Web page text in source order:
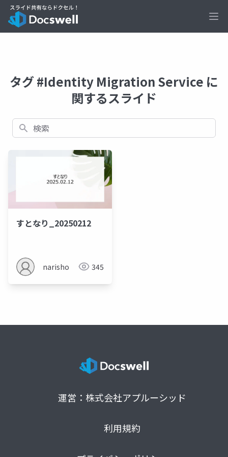
タグ #Identity Migration Service に
関するスライド
検索
すとなり_20250212
narisho 345
運営：株式会社アプルーシッド
利用規約